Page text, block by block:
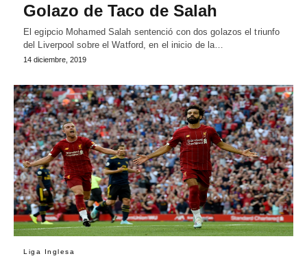
Golazo de Taco de Salah
El egipcio Mohamed Salah sentenció con dos golazos el triunfo
del Liverpool sobre el Watford, en el inicio de la…
14 diciembre, 2019
Liga Inglesa